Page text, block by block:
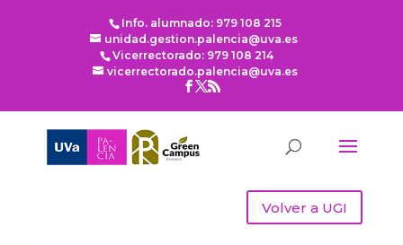
Info. alumnado: 979 108 215
unidad.gestion.palencia@uva.es
Vicerrectorado: 979 108 214
vicerrectorado.palencia@uva.es
Volver a UGI